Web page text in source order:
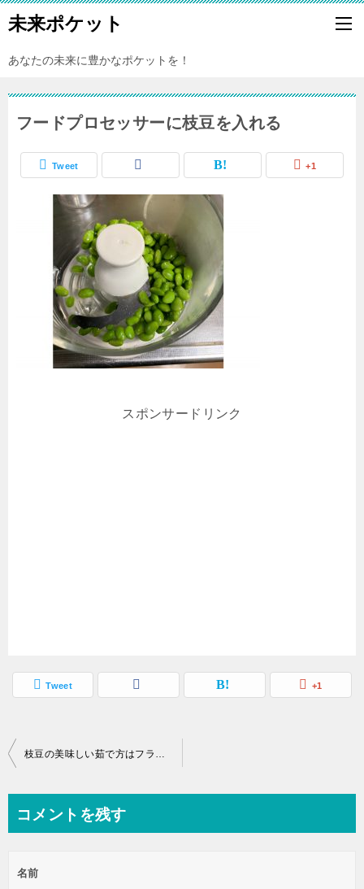
未来ポケット
あなたの未来に豊かなポケットを！
フードプロセッサーに枝豆を入れる
Tweet +1
スポンサードリンク
Tweet +1
投
ビ
ー
枝豆の美味しい茹で方はフライパンで！栄養素や効果と保存方法を紹介
コメントを残す
名前